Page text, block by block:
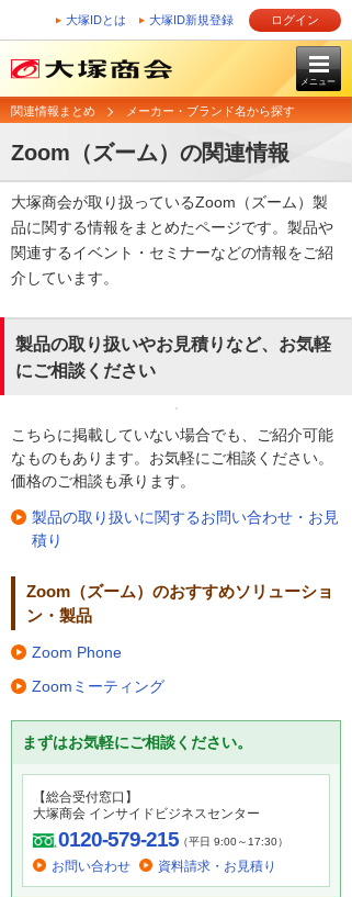
大塚IDとは 大塚ID新規登録 ログイン
メニュー
関連情報まとめ メーカー・ブランド名から探す
Zoom（ズーム）の関連情報
大塚商会が取り扱っているZoom（ズーム）製
品に関する情報をまとめたページです。製品や
関連するイベント・セミナーなどの情報をご紹
介しています。
製品の取り扱いやお見積りなど、お気軽
にご相談ください
こちらに掲載していない場合でも、ご紹介可能
なものもあります。お気軽にご相談ください。
価格のご相談も承ります。
製品の取り扱いに関するお問い合わせ・お見
積り
Zoom（ズーム）のおすすめソリューショ
ン・製品
Zoom Phone
Zoomミーティング
まずはお気軽にご相談ください。
【総合受付窓口】
大塚商会 インサイドビジネスセンター
0120-579-215（平日 9:00～17:30）
お問い合わせ 資料請求・お見積り